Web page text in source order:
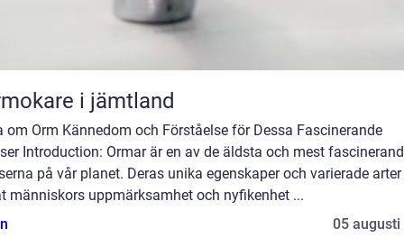
i jämtland
om Orm Kännedom och Förståelse för Dessa Fascinerande
Introduction: Ormar är en av de äldsta och mest
på vår planet. Deras unika egenskaper och varierade
människors uppmärksamhet och nyfikenhet ...
05 augusti